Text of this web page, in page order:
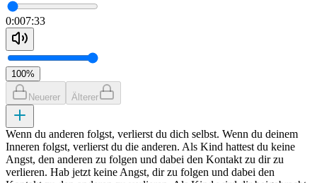
0:007:33
100%
Neuerer Älterer
Wenn du anderen folgst, verlierst du dich selbst. Wenn du deinem
Inneren folgst, verlierst du die anderen. Als Kind hattest du keine
Angst, den anderen zu folgen und dabei den Kontakt zu dir zu
verlieren. Hab jetzt keine Angst, dir zu folgen und dabei den